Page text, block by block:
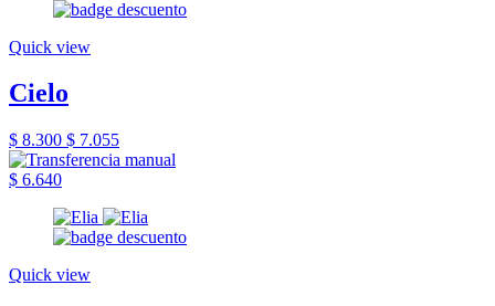
Quick view
Cielo
$ 8.300 $ 7.055
$ 6.640
Quick view